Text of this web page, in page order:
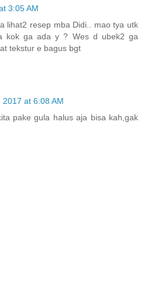
3:05 AM
lihat2 resep mba Didi.. mao tya utk
kok ga ada y ? Wes d ubek2 ga
tekstur e bagus bgt
2017 at 6:08 AM
pake gula halus aja bisa kah,gak